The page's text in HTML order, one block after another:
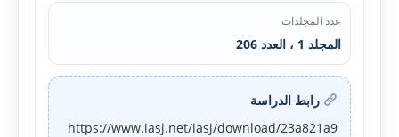
عدد المجلدات
المجلد 1 ، العدد 206
رابط الدراسة
https://www.iasj.net/iasj/download/23a821a9